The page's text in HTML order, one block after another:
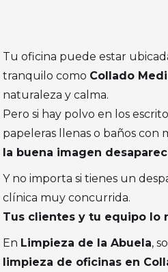
Tu oficina puede estar
tranquilo como Collado
naturaleza y calma.
Pero si hay polvo en los
papeleras llenas o baños con
la buena imagen
Y no importa si tienes un
clínica muy concurrida.
Tus clientes y tu equipo lo
En Limpieza de la Abuela,
limpieza de oficinas en